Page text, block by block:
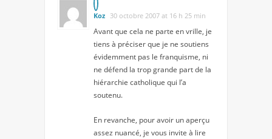
Koz 30 octobre 2007 at 16 h 25 min
Avant que cela ne parte en vrille, je
tiens à préciser que je ne soutiens
évidemment pas le franquisme, ni
ne défend la trop grande part de la
hiérarchie catholique qui l’a
soutenu.
En revanche, pour avoir un aperçu
assez nuancé, je vous invite à lire